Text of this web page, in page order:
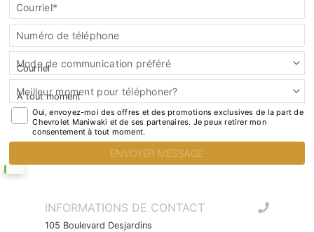
Courriel*
Numéro de téléphone
Mode de communication préféré
Meilleur moment pour téléphoner?
Oui, envoyez-moi des offres et des promotions exclusives de la part de
Chevrolet Maniwaki et de ses partenaires. Je peux retirer mon
consentement à tout moment.
INFORMATIONS DE CONTACT
105 Boulevard Desjardins